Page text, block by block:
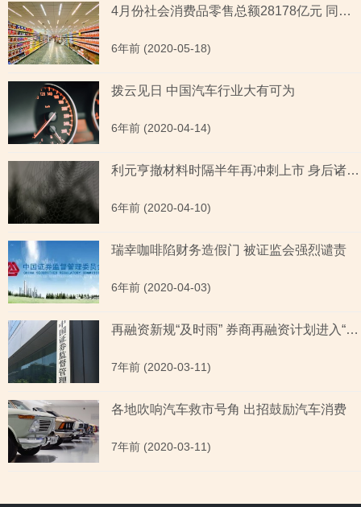
4月份社会消费品零售总额28178亿元 同比下降7.5%
6年前 (2020-05-18)
拨云见日 中国汽车行业大有可为
6年前 (2020-04-14)
利元亨撤材料时隔半年再冲刺上市 身后诸多“隐雷”解决了吗？
6年前 (2020-04-10)
瑞幸咖啡陷财务造假门 被证监会强烈谴责
6年前 (2020-04-03)
再融资新规“及时雨” 券商再融资计划进入“快进”模式
7年前 (2020-03-11)
各地吹响汽车救市号角 出招鼓励汽车消费
7年前 (2020-03-11)